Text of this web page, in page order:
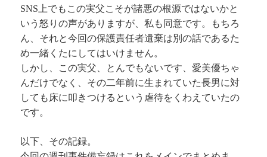
SNS上でもこの実父こそが諸悪の根源ではないかと
いう怒りの声がありますが、私も同意です。もちろ
ん、それと今回の保護責任者遺棄は別の話であるた
め一緒くたにしてはいけません。
しかし、この実父、とんでもないです、愛美優ちゃ
んだけでなく、その二年前に生まれていた長男に対
しても床に叩きつけるという虐待をくわえていたの
です。
以下、その記録。